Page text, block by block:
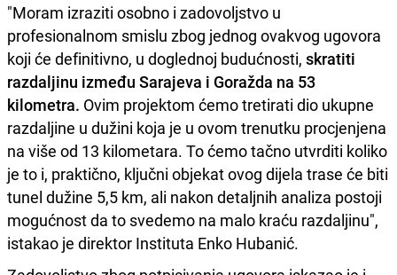
"Moram izraziti osobno i zadovoljstvo u
profesionalnom smislu zbog jednog ovakvog ugovora
koji će definitivno, u doglednoj budućnosti, skratiti
razdaljinu između Sarajeva i Goražda na 53
kilometra. Ovim projektom ćemo tretirati dio ukupne
razdaljine u dužini koja je u ovom trenutku procjenjena
na više od 13 kilometara. To ćemo tačno utvrditi koliko
je to i, praktično, ključni objekat ovog dijela trase će biti
tunel dužine 5,5 km, ali nakon detaljnih analiza postoji
mogućnost da to svedemo na malo kraću razdaljinu",
istakao je direktor Instituta Enko Hubanić.